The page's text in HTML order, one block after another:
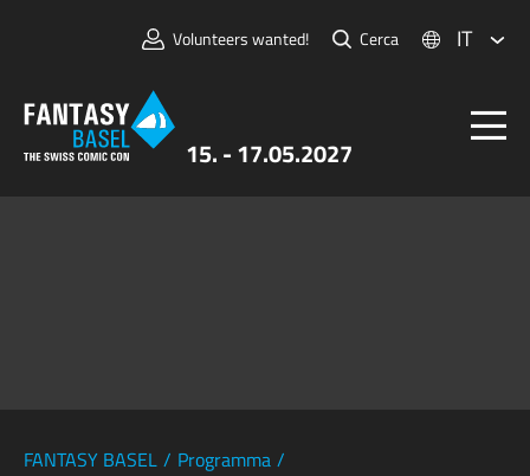
15. - 17.05.2027
Volunteers wanted! Cerca IT
FANTASY BASEL / Programma /